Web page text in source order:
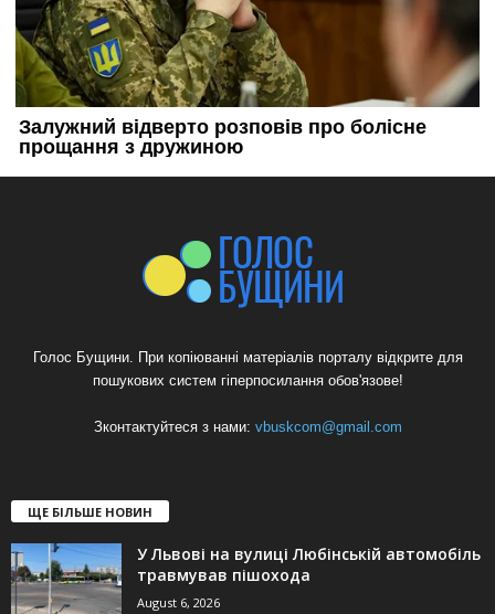
Голос Бущини. При копіюванні матеріалів порталу відкрите для
пошукових систем гіперпосилання обов'язове!
Зконтактуйтеся з нами: vbuskcom@gmail.com
ЩЕ БІЛЬШЕ НОВИН
У Львові на вулиці Любінській автомобіль
травмував пішохода
August 6, 2026